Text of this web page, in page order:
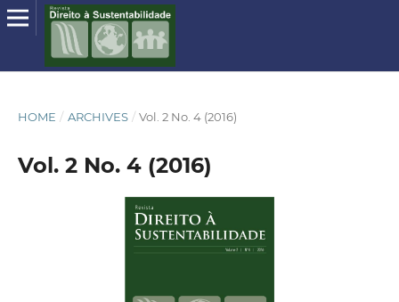
HOME / ARCHIVES / Vol. 2 No. 4 (2016)
Vol. 2 No. 4 (2016)